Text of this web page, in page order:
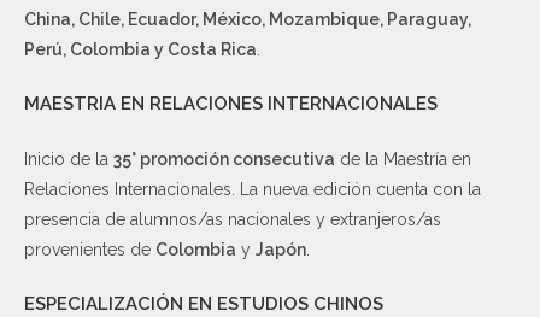
China, Chile, Ecuador, México, Mozambique, Paraguay,
Perú, Colombia y Costa Rica
MAESTRIA EN RELACIONES INTERNACIONALES
Inicio de la 35° promoción consecutiva de la Maestría en
Relaciones Internacionales. La nueva edición cuenta con la
presencia de alumnos/as nacionales y extranjeros/as
provenientes de Colombia y Japón
ESPECIALIZACIÓN EN ESTUDIOS CHINOS